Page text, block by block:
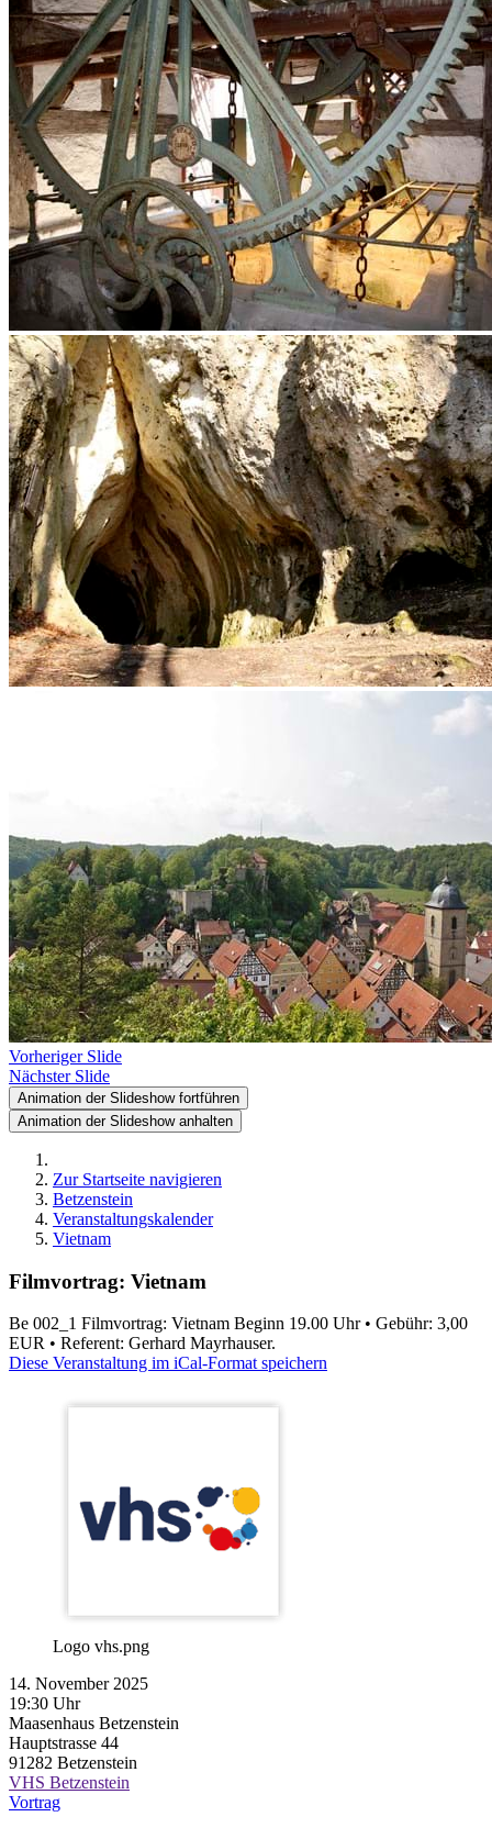
Vorheriger Slide
Nächster Slide
Animation der Slideshow fortführen
Animation der Slideshow anhalten
Zur Startseite navigieren
Betzenstein
Veranstaltungskalender
Vietnam
Filmvortrag: Vietnam
Be 002_1 Filmvortrag: Vietnam Beginn 19.00 Uhr • Gebühr: 3,00
EUR • Referent: Gerhard Mayrhauser.
Diese Veranstaltung im iCal-Format speichern
Logo vhs.png
14. November 2025
19:30 Uhr
Maasenhaus Betzenstein
Hauptstrasse 44
91282 Betzenstein
VHS Betzenstein
Vortrag